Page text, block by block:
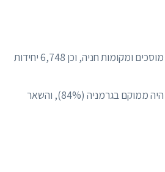
על פי הדוח השנתי לשנת 2019, בבעלות Vonovia 416,236 יחידות דיור, 138,176 מוסכים ומקומות חניה, וכן 6,748 יחידות
בהתבסס על שווי שוק הוגן כולל של יותר מ-52 מיליארד יורו, רובו המכריע של התיק היה ממוקם בגרמניה (84%), והשאר